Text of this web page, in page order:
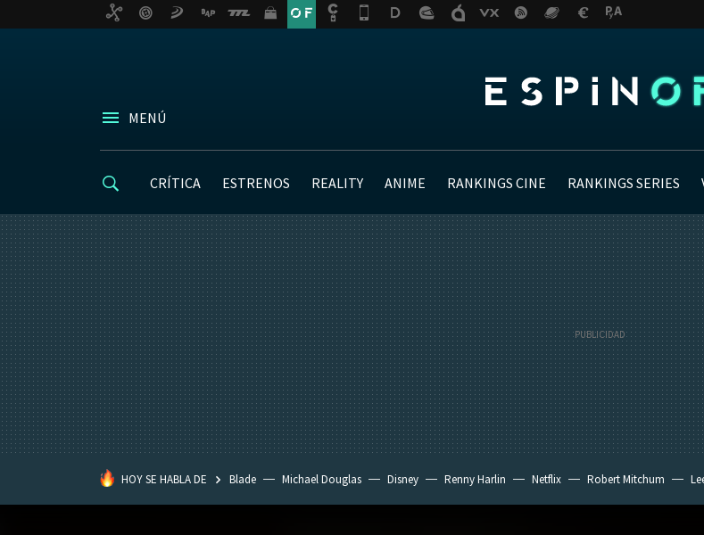
MENÚ
CRÍTICA ESTRENOS REALITY ANIME RANKINGS CINE RANKINGS SERIES
HOY SE HABLA DE Blade Michael Douglas Disney Renny Harlin Netflix Robert Mitchum